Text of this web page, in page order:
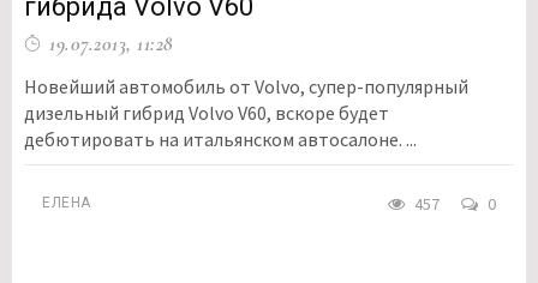
гибрида Volvo V60
19.07.2013, 11:28
Новейший автомобиль от Volvo, супер-популярный
дизельный гибрид Volvo V60, вскоре будет
дебютировать на итальянском автосалоне. ...
ЕЛЕНА 457 0